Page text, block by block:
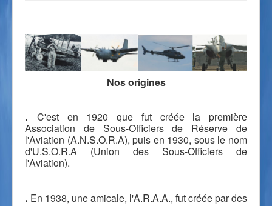
Nos origines
. C'est en 1920 que fut créée la première
Association de Sous-Officiers de Réserve de
l'Aviation (A.N.S.O.R.A), puis en 1930, sous le nom
d'U.S.O.R.A (Union des Sous-Officiers de
l'Aviation).
. En 1938, une amicale, l'A.R.A.A., fut créée par des